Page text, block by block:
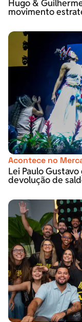
Hugo &
movimento
Acontece no
Lei Paulo
devolução de